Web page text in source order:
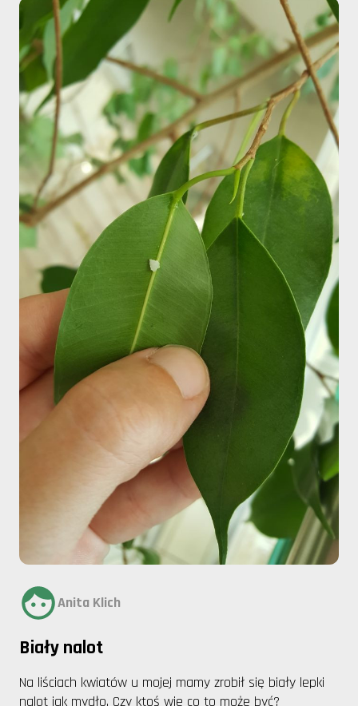
Anita Klich
Biały nalot
Na liściach kwiatów u mojej mamy zrobił się biały lepki
nalot jak mydło. Czy ktoś wie co to może być?